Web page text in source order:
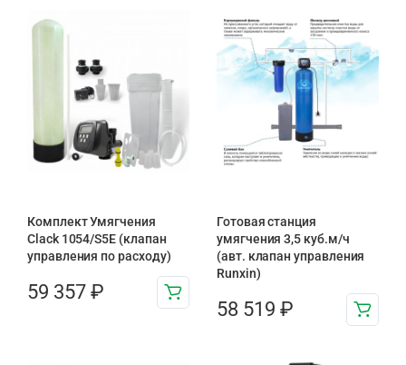
Комплект Умягчения
Clack 1054/S5E (клапан
управления по расходу)
59 357 ₽
Готовая станция
умягчения 3,5 куб.м/ч
(авт. клапан управления
Runxin)
58 519 ₽